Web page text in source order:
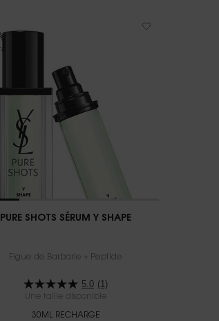
PURE SHOTS SÉRUM Y SHAPE
Figue de Barbarie + Peptide
5.0 (1)
Une taille disponible
30ML RECHARGE